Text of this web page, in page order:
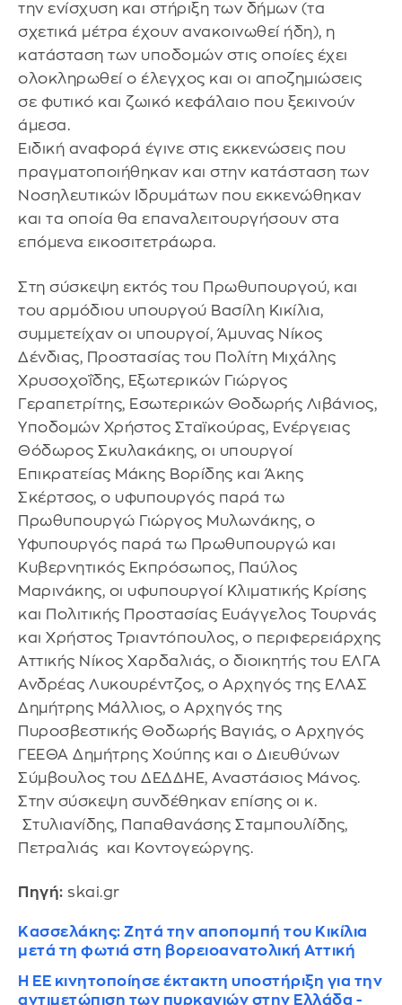
την ενίσχυση και στήριξη των δήμων (τα
σχετικά μέτρα έχουν ανακοινωθεί ήδη), η
κατάσταση των υποδομών στις οποίες έχει
ολοκληρωθεί ο έλεγχος και οι αποζημιώσεις
σε φυτικό και ζωικό κεφάλαιο που ξεκινούν
άμεσα.
Ειδική αναφορά έγινε στις εκκενώσεις που
πραγματοποιήθηκαν και στην κατάσταση των
Νοσηλευτικών Ιδρυμάτων που εκκενώθηκαν
και τα οποία θα επαναλειτουργήσουν στα
επόμενα εικοσιτετράωρα.
Στη σύσκεψη εκτός του Πρωθυπουργού, και
του αρμόδιου υπουργού Βασίλη Κικίλια,
συμμετείχαν οι υπουργοί, Άμυνας Νίκος
Δένδιας, Προστασίας του Πολίτη Μιχάλης
Χρυσοχοΐδης, Εξωτερικών Γιώργος
Γεραπετρίτης, Εσωτερικών Θοδωρής Λιβάνιος,
Υποδομών Χρήστος Σταϊκούρας, Ενέργειας
Θόδωρος Σκυλακάκης, οι υπουργοί
Επικρατείας Μάκης Βορίδης και Άκης
Σκέρτσος, ο υφυπουργός παρά τω
Πρωθυπουργώ Γιώργος Μυλωνάκης, ο
Υφυπουργός παρά τω Πρωθυπουργώ και
Κυβερνητικός Εκπρόσωπος, Παύλος
Μαρινάκης, οι υφυπουργοί Κλιματικής Κρίσης
και Πολιτικής Προστασίας Ευάγγελος Τουρνάς
και Χρήστος Τριαντόπουλος, ο περιφερειάρχης
Αττικής Νίκος Χαρδαλιάς, ο διοικητής του ΕΛΓΑ
Ανδρέας Λυκουρέντζος, ο Αρχηγός της ΕΛΑΣ
Δημήτρης Μάλλιος, ο Αρχηγός της
Πυροσβεστικής Θοδωρής Βαγιάς, ο Αρχηγός
ΓΕΕΘΑ Δημήτρης Χούπης και ο Διευθύνων
Σύμβουλος του ΔΕΔΔΗΕ, Αναστάσιος Μάνος.
Στην σύσκεψη συνδέθηκαν επίσης οι κ.
Στυλιανίδης, Παπαθανάσης Σταμπουλίδης,
Πετραλιάς και Κοντογεώργης.
Πηγή: skai.gr
Κασσελάκης: Ζητά την αποπομπή του Κικίλια
μετά τη φωτιά στη βορειοανατολική Αττική
H ΕΕ κινητοποίησε έκτακτη υποστήριξη για την
αντιμετώπιση των πυρκαγιών στην Ελλάδα -